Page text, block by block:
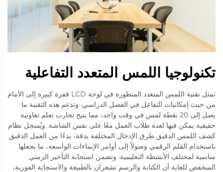
تكنولوجيا اللمس المتعدد التفاعلية
تمثل تقنية اللمس المتعدد المتطورة في لوحة LCD قفزة كبيرة إلى الأمام
من حيث إمكانيات التفاعل في الفصل الدراسي. وتدعم هذه التقنية ما
يصل إلى 20 نقطة لمس في وقت واحد، مما يتيح تجارب تعلم تعاونية
حقيقية يمكن فيها لعدة طلاب العمل معًا على نفس الشاشة. ويُسجل نظام
كشف اللمس الدقيق طرق الإدخال المختلفة بدقة، بدءًا من العمل الدقيق
باستخدام القلم الرقمي وصولاً إلى أوامر الإيماءات الواسعة، ما يجعلها
مناسبة لمختلف الأنشطة التعليمية. وتضمن استجابة التأخير الزمني
المنخفض للغاية أن الكتابة والرسم تشعران بالطبيعة والاستجابة الفورية،